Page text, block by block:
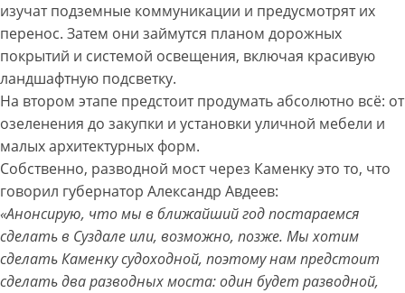
изучат подземные коммуникации и предусмотрят их
перенос. Затем они займутся планом дорожных
покрытий и системой освещения, включая красивую
ландшафтную подсветку.
На втором этапе предстоит продумать абсолютно всё: от
озеленения до закупки и установки уличной мебели и
малых архитектурных форм.
Собственно, разводной мост через Каменку это то, что
говорил губернатор Александр Авдеев:
«Анонсирую, что мы в ближайший год постараемся
сделать в Суздале или, возможно, позже. Мы хотим
сделать Каменку судоходной, поэтому нам предстоит
сделать два разводных моста: один будет разводной,